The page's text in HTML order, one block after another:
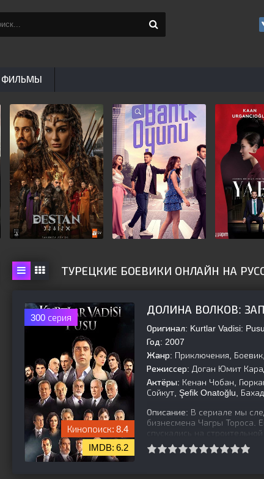
ТУРЕЦКИЕ БОЕВИКИ ОНЛАЙН НА
300 серия
8.4
6.2
ДОЛИНА ВОЛКОВ:
Оригинал: Kurtlar Vadisi: Pusu
Год: 2007
Жанр: Приключения,
Режиссер: Доган Юмит
Актёры: Кенан Чобан,
Сойкут, Şefik Onatoğlu,
Описание: В сериале мы
бизнесмена Чагры Тороса.
спускались на
ФИЛЬМЫ